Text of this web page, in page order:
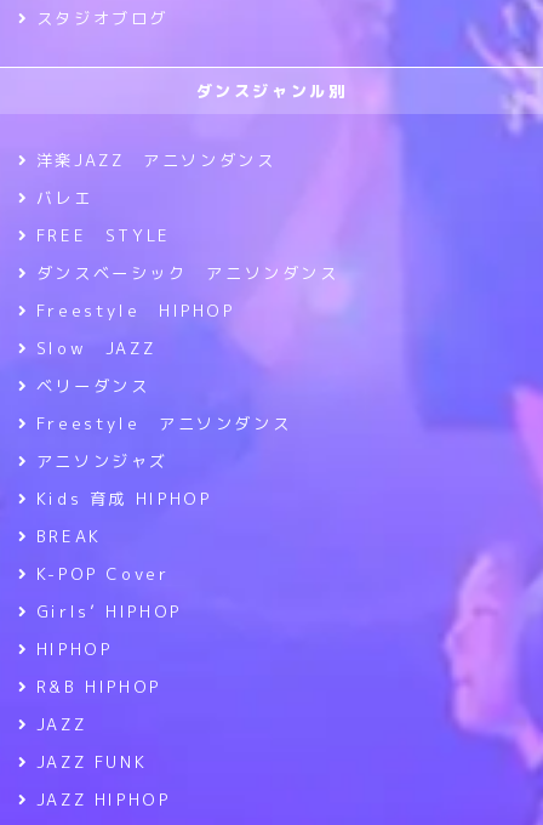
スタジオブログ
ダンスジャンル別
洋楽JAZZ アニソンダンス
バレエ
FREE STYLE
ダンスベーシック アニソンダンス
Freestyle HIPHOP
Slow JAZZ
ベリーダンス
Freestyle アニソンダンス
アニソンジャズ
Kids 育成 HIPHOP
BREAK
K-POP Cover
Girls’ HIPHOP
HIPHOP
R&B HIPHOP
JAZZ
JAZZ FUNK
JAZZ HIPHOP